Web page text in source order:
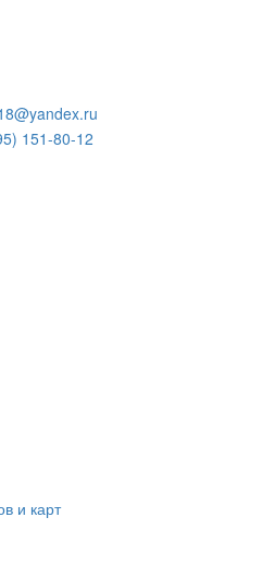
151-80-12
и карт